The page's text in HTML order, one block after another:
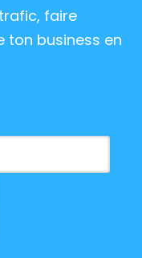
faire
ton business en